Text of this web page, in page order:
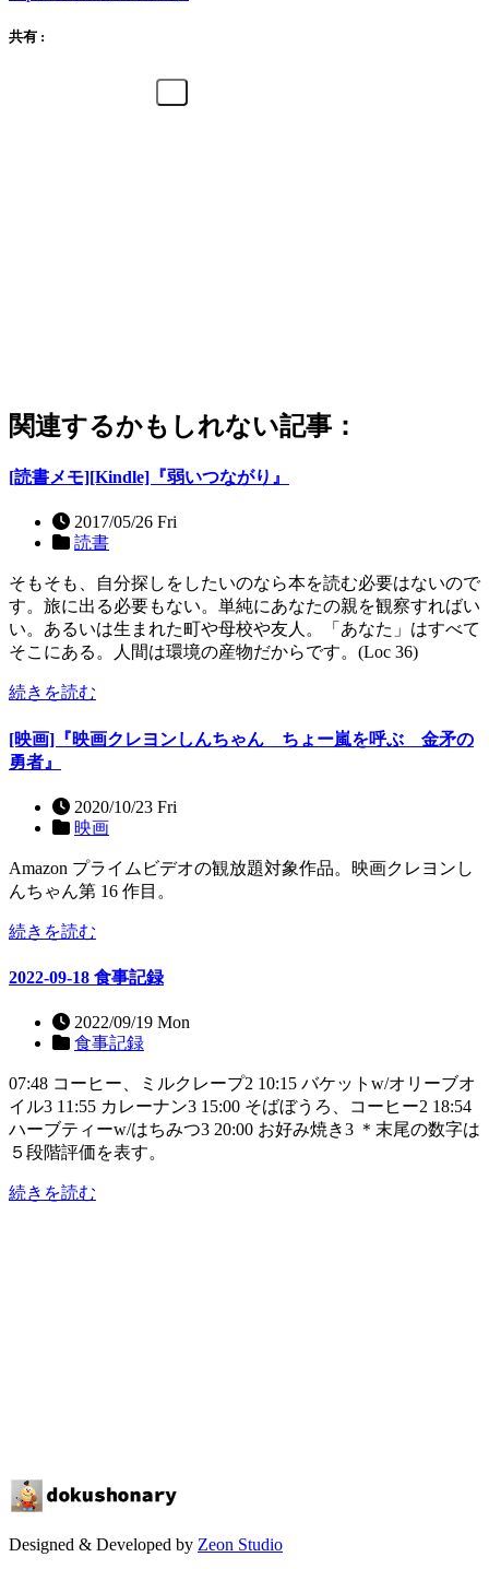
共有 :
関連するかもしれない記事：
[読書メモ][Kindle]『弱いつながり』
2017/05/26 Fri
読書
そもそも、自分探しをしたいのなら本を読む必要はないので
す。旅に出る必要もない。単純にあなたの親を観察すればい
い。あるいは生まれた町や母校や友人。「あなた」はすべて
そこにある。人間は環境の産物だからです。(Loc 36)
続きを読む
[映画]『映画クレヨンしんちゃん ちょー嵐を呼ぶ 金矛の
勇者』
2020/10/23 Fri
映画
Amazon プライムビデオの観放題対象作品。映画クレヨンし
んちゃん第 16 作目。
続きを読む
2022-09-18 食事記録
2022/09/19 Mon
食事記録
07:48 コーヒー、ミルクレープ2 10:15 バケットw/オリーブオ
イル3 11:55 カレーナン3 15:00 そばぼうろ、コーヒー2 18:54
ハーブティーw/はちみつ3 20:00 お好み焼き3 ＊末尾の数字は
５段階評価を表す。
続きを読む
Designed & Developed by Zeon Studio